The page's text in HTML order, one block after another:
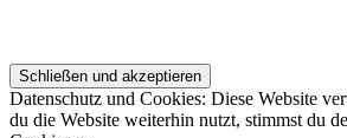
Datenschutz und Cookies: Diese Website
du die Website weiterhin nutzt, stimmst du